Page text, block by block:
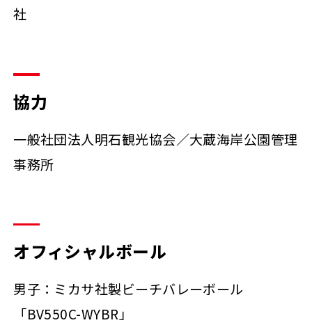
社
協力
一般社団法人明石観光協会／大蔵海岸公園管理
事務所
オフィシャルボール
男子：ミカサ社製ビーチバレーボール
「BV550C-WYBR」